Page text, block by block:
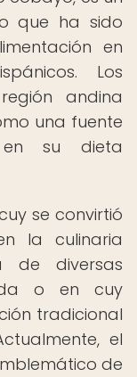
que ha sido
en
Los
andina
una fuente
su dieta
se convirtió
la culinaria
de diversas
o en cuy
tradicional
el
de